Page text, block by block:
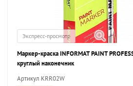
Экспресс-просмотр
Маркер-краска INFORMAT PAINT
круглый наконечник
Артикул KRR02W